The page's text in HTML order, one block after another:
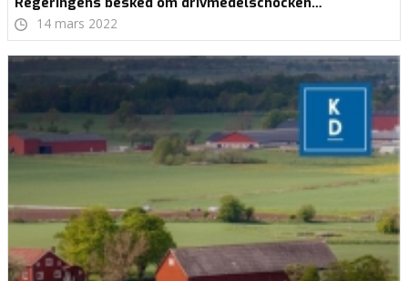
14 mars 2022